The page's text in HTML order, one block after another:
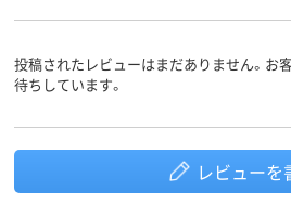
投稿されたレビューはまだありません。お
待ちしています。
レビューを